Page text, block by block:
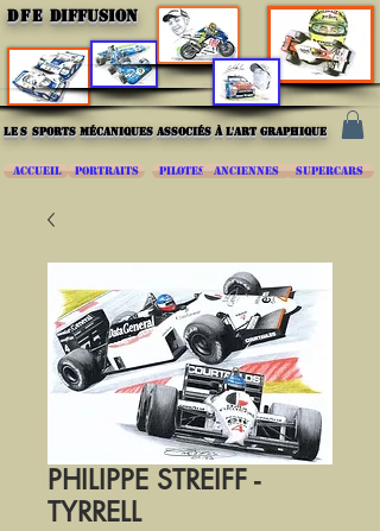
DFE DIFFUSION
les sports mécaniques associés à l'art graphique
ACCUEIL PORTRAITS PILOTES ANCIENNES SUPERCARS
PHILIPPE STREIFF -
TYRRELL